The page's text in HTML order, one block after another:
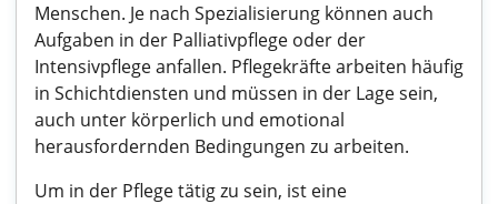
Menschen. Je nach Spezialisierung können auch
Aufgaben in der Palliativpflege oder der
Intensivpflege anfallen. Pflegekräfte arbeiten häufig
in Schichtdiensten und müssen in der Lage sein,
auch unter körperlich und emotional
herausfordernden Bedingungen zu arbeiten.
Um in der Pflege tätig zu sein, ist eine